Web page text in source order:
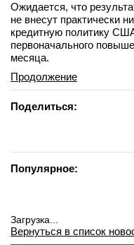
Ожидается, что
не внесут практически
кредитную политику
первоначального
месяца.
Продолжение
Поделиться:
Популярное:
Загрузка...
Вернуться в список